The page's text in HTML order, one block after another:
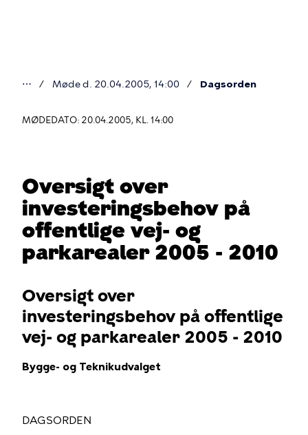
er
⋯ Møde d. 20.04.2005, 14:00 Dagsorden
MØDEDATO: 20.04.2005, KL. 14:00
Oversigt over
investeringsbehov på
offentlige vej- og
parkarealer 2005 - 2010
Oversigt over
investeringsbehov på offentlige
vej- og parkarealer 2005 - 2010
Bygge- og Teknikudvalget
DAGSORDEN